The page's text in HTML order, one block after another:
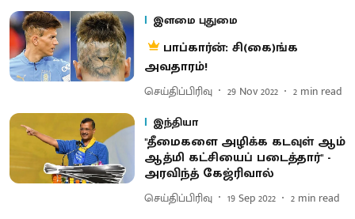
இளமை புதுமை
பாப்கார்ன்: சி(கை)ங்க
அவதாரம்!
செய்திப்பிரிவு 29 Nov 2022 2 min read
இந்தியா
"தீமைகளை அழிக்க கடவுள் ஆம்
ஆத்மி கட்சியைப் படைத்தார்" -
அரவிந்த் கேஜ்ரிவால்
செய்திப்பிரிவு 19 Sep 2022 2 min read